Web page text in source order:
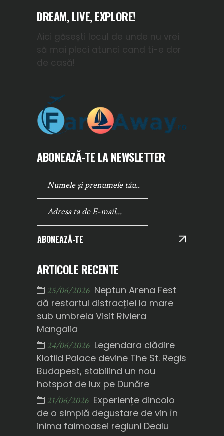
DREAM, LIVE, EXPLORE!
Aici găsești locul de unde nu vrei
să mai pleci atunci cand ti-e dor
de casă!
ABONEAZĂ-TE LA NEWSLETTER
ABONEAZĂ-TE
ARTICOLE RECENTE
25/06/2026 Neptun Arena Fest
dă restartul distracției la mare
sub umbrela Visit Riviera
Mangalia
24/06/2026 Legendara clădire
Klotild Palace devine The St. Regis
Budapest, stabilind un nou
hotspot de lux pe Dunăre
21/06/2026 Experiențe dincolo
de o simplă degustare de vin în
inima faimoasei regiuni Dealu